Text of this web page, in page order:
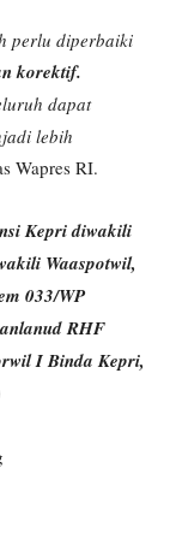
perlu diperbaiki
korektif.
dapat
lebih
Wapres RI.
Kepri diwakili
Waaspotwil,
033/WP
RHF
I Binda Kepri,